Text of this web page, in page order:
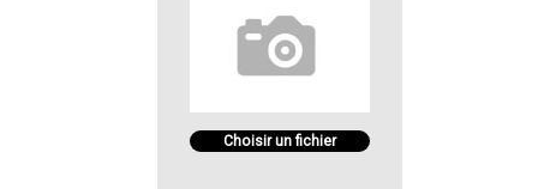
Choisir un fichier